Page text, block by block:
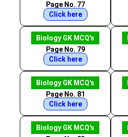
Page No. 77
Click here
Biology GK MCQ's
Page No. 79
Click here
Biology GK MCQ's
Page No. 81
Click here
Biology GK MCQ's